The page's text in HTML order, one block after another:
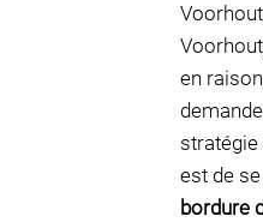
en
est de
bordure